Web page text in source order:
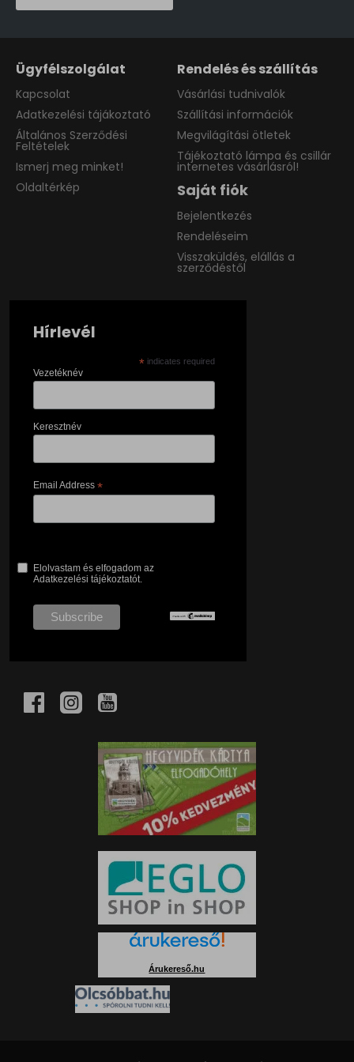
Ügyfélszolgálat
Kapcsolat
Adatkezelési tájákoztató
Általános Szerződési
Feltételek
Ismerj meg minket!
Oldaltérkép
Rendelés és szállítás
Vásárlási tudnivalók
Szállítási információk
Megvilágítási ötletek
Tájékoztató lámpa és csillár
internetes vásárlásról!
Saját fiók
Bejelentkezés
Rendeléseim
Visszaküldés, elállás a
szerződéstől
Hírlevél
* indicates required
Vezetéknév
Keresztnév
Email Address *
Elolvastam és elfogadom az
Adatkezelési tájékoztatót.
Árukereső.hu